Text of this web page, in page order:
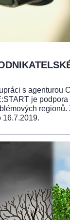
s agenturou
je
16.7.2019.